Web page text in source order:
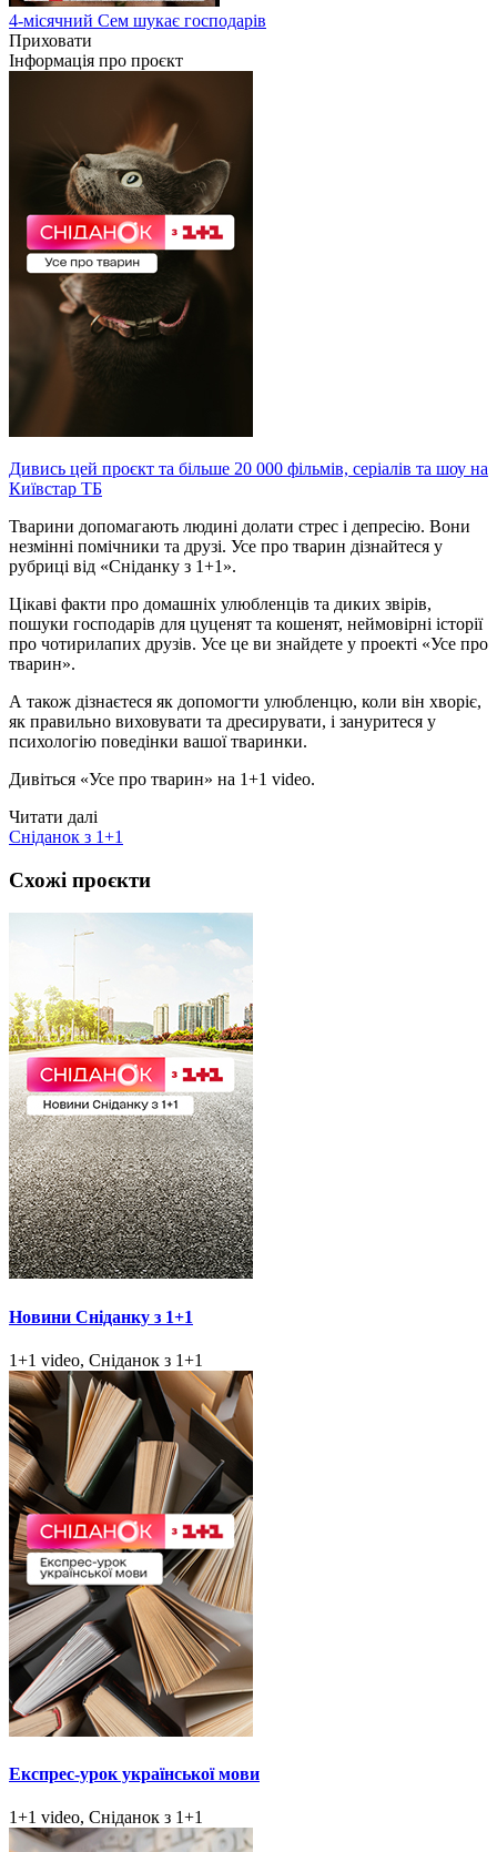
4-місячний Сем шукає господарів
Приховати
Інформація про проєкт
Дивись цей проєкт та більше 20 000 фільмів, серіалів та шоу на
Київстар ТБ
Тварини допомагають людині долати стрес і депресію. Вони
незмінні помічники та друзі. Усе про тварин дізнайтеся у
рубриці від «Сніданку з 1+1».
Цікаві факти про домашніх улюбленців та диких звірів,
пошуки господарів для цуценят та кошенят, неймовірні історії
про чотирилапих друзів. Усе це ви знайдете у проекті «Усе про
тварин».
А також дізнаєтеся як допомогти улюбленцю, коли він хворіє,
як правильно виховувати та дресирувати, і зануритеся у
психологію поведінки вашої тваринки.
Дивіться «Усе про тварин» на 1+1 video.
Читати далі
Сніданок з 1+1
Схожі проєкти
Новини Сніданку з 1+1
1+1 video, Сніданок з 1+1
Експрес-урок української мови
1+1 video, Сніданок з 1+1